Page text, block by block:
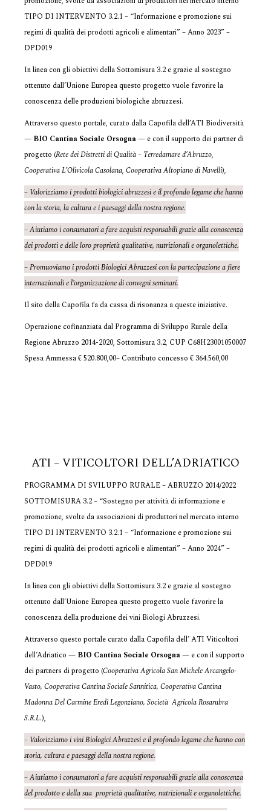
TIPO DI INTERVENTO 3.2.1 – “Informazione e promozione sui
regimi di qualità dei prodotti agricoli e alimentari” – Anno 2023” –
DPD019
In linea con gli obiettivi della Sottomisura 3.2 e grazie al sostegno
ottenuto dall’Unione Europea questo progetto vuole favorire la
conoscenza delle produzioni biologiche abruzzesi.
Attraverso questo portale, curato dalla Capofila dell’ATI Biodiversità
— BIO Cantina Sociale Orsogna— e con il supporto dei partner di
progetto (Rete dei Distretti di Qualità – Terredamare d’Abruzzo,
Cooperativa L’Olivicola Casolana, Cooperativa Altopiano di Navelli),
– Valorizziamo i prodotti biologici abruzzesi e il profondo legame che hanno
con la storia, la cultura e i paesaggi della nostra regione.
– Aiutiamo i consumatori a fare acquisti responsabili grazie alla conoscenza
dei prodotti e delle loro proprietà qualitative, nutrizionali e organolettiche.
– Promuoviamo i prodotti Biologici Abruzzesi con la partecipazione a fiere
internazionali e l’organizzazione di convegni seminari.
Il sito della Capofila fa da cassa di risonanza a queste iniziative.
Operazione cofinanziata dal Programma di Sviluppo Rurale della
Regione Abruzzo 2014-2020, Sottomisura 3.2, CUP C68H23001050007
Spesa Ammessa € 520.800,00– Contributo concesso € 364.560,00
ATI – VITICOLTORI DELL’ADRIATICO
PROGRAMMA DI SVILUPPO RURALE – ABRUZZO 2014/2022
SOTTOMISURA 3.2 – “Sostegno per attività di informazione e
promozione, svolte da associazioni di produttori nel mercato interno
TIPO DI INTERVENTO 3.2.1 – “Informazione e promozione sui
regimi di qualità dei prodotti agricoli e alimentari” – Anno 2024” –
DPD019
In linea con gli obiettivi della Sottomisura 3.2 e grazie al sostegno
ottenuto dall’Unione Europea questo progetto vuole favorire la
conoscenza della produzione dei vini Biologi Abruzzesi.
Attraverso questo portale curato dalla Capofila dell’ ATI Viticoltori
dell’Adriatico — BIO Cantina Sociale Orsogna— e con il supporto
dei partners di progetto (Cooperativa Agricola San Michele Arcangelo-
Vasto, Cooperativa Cantina Sociale Sannitica, Cooperativa Cantina
Madonna Del Carmine Eredi Legonziano, Società Agricola Rosarubra
S.R.L.),
– Valorizziamo i vini Biologici Abruzzesi e il profondo legame che hanno con
storia, cultura e paesaggi della nostra regione.
– Aiutiamo i consumatori a fare acquisti responsabili grazie alla conoscenza
del prodotto e della sua proprietà qualitative, nutrizionali e organolettiche.